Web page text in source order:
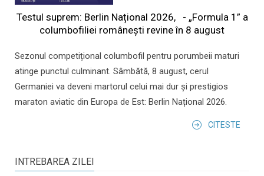
Testul suprem: Berlin Național 2026, - „Formula 1” a
columbofiliei româneşti revine în 8 august
Sezonul competițional columbofil pentru porumbeii maturi
atinge punctul culminant. Sâmbătă, 8 august, cerul
Germaniei va deveni martorul celui mai dur și prestigios
maraton aviatic din Europa de Est: Berlin Național 2026.
CITESTE
INTREBAREA ZILEI